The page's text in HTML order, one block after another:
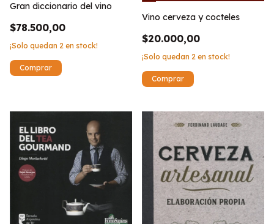
Gran diccionario del vino
$78.500,00
¡Solo quedan 2 en stock!
Vino cerveza y cocteles
$20.000,00
¡Solo quedan 2 en stock!